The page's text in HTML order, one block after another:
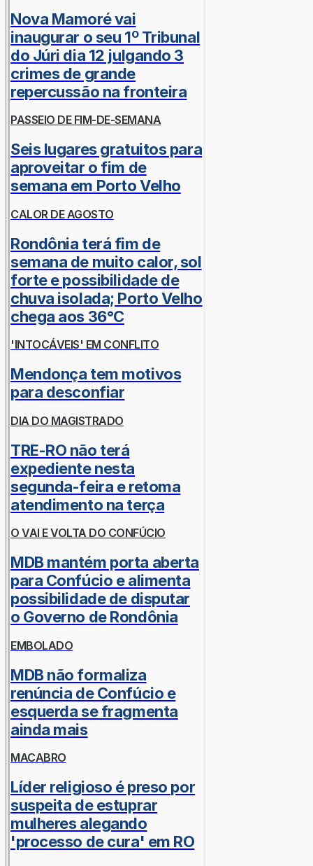
Nova Mamoré vai
inaugurar o seu 1º Tribunal
do Júri dia 12 julgando 3
crimes de grande
repercussão na fronteira
PASSEIO DE FIM-DE-SEMANA
Seis lugares gratuitos para
aproveitar o fim de
semana em Porto Velho
CALOR DE AGOSTO
Rondônia terá fim de
semana de muito calor, sol
forte e possibilidade de
chuva isolada; Porto Velho
chega aos 36°C
'INTOCÁVEIS' EM CONFLITO
Mendonça tem motivos
para desconfiar
DIA DO MAGISTRADO
TRE-RO não terá
expediente nesta
segunda-feira e retoma
atendimento na terça
O VAI E VOLTA DO CONFÚCIO
MDB mantém porta aberta
para Confúcio e alimenta
possibilidade de disputar
o Governo de Rondônia
EMBOLADO
MDB não formaliza
renúncia de Confúcio e
esquerda se fragmenta
ainda mais
MACABRO
Líder religioso é preso por
suspeita de estuprar
mulheres alegando
'processo de cura' em RO